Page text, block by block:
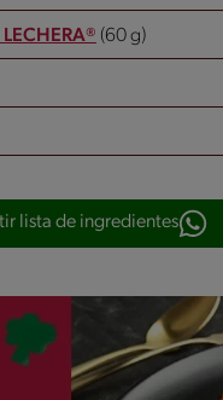
(60 g)
lista de ingredientes